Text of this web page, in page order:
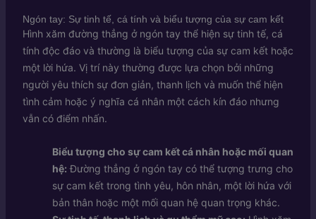
Ngón tay: Sự tinh tế, cá tính và biểu tượng của sự cam kết
Hình xăm đường thẳng ở ngón tay thể hiện sự tinh tế, cá
tính độc đáo và thường là biểu tượng của sự cam kết hoặc
một lời hứa. Vị trí này thường được lựa chọn bởi những
người yêu thích sự đơn giản, thanh lịch và muốn thể hiện
tình cảm hoặc ý nghĩa cá nhân một cách kín đáo nhưng
vẫn có điểm nhấn.
Biểu tượng cho sự cam kết cá nhân hoặc mối quan
hệ: Đường thẳng ở ngón tay có thể tượng trưng cho
sự cam kết trong tình yêu, hôn nhân, một lời hứa với
bản thân hoặc một mối quan hệ quan trọng khác.